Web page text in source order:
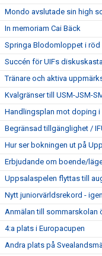
Mondo avslutade sin high
In memoriam Cai Bäck
Springa Blodomloppet i
Succén för UIFs
Tränare och aktiva
Kvalgränser till USM-JSM-
Handlingsplan mot doping i
Begränsad tillgänglighet /
Hur ser bokningen ut på
Erbjudande om boende/
Uppsalaspelen flyttas till
Nytt juniorvärldsrekord -
Anmälan till sommarskolan
4:a plats i Europacupen
Andra plats på